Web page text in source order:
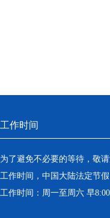
工作时间
为了避免不必要的等待，敬
工作时间，中国大陆法定节假
工作时间：周一至周六 早